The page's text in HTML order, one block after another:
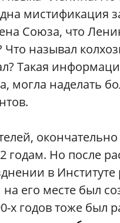
мистификация
Союза, что
Что называл
Такая
могла наделать
годам. Но после
в Институте
его месте был
х годов тоже был